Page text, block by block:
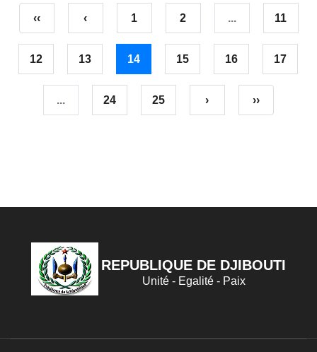
‹‹ ‹ 1 2 ... 11
12 13 14 15 16 17
... 24 25 › ››
REPUBLIQUE DE DJIBOUTI
Unité - Egalité - Paix